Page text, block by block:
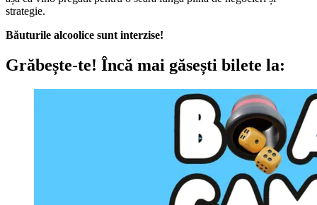
strategie.
Băuturile alcoolice sunt interzise!
Grăbește-te! Încă mai găsești bilete la: